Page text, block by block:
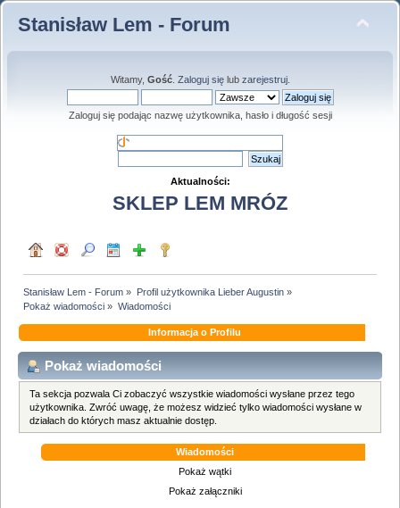
Stanisław Lem - Forum
Witamy, Gość. Zaloguj sięlub zarejestruj.
Zaloguj się podając nazwę użytkownika, hasło i długość sesji
Aktualności:
SKLEP LEM MRÓZ
Stanisław Lem - Forum » Profil użytkownika Lieber Augustin»
Pokaż wiadomości » Wiadomości
Informacja o Profilu
Pokaż wiadomości
Ta sekcja pozwala Ci zobaczyć wszystkie wiadomości wysłane przez tego
użytkownika. Zwróć uwagę, że możesz widzieć tylko wiadomości wysłane w
działach do których masz aktualnie dostęp.
Wiadomości
Pokaż wątki
Pokaż załączniki